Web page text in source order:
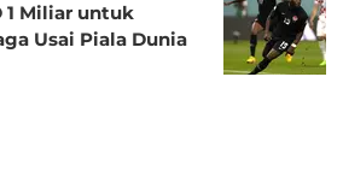
1 Miliar untuk
Usai Piala Dunia